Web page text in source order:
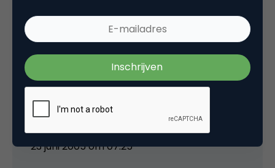
Petra de Boevere
Goed initiatief!
Ik ga ze volgen.
23 juni 2005 om 07:25